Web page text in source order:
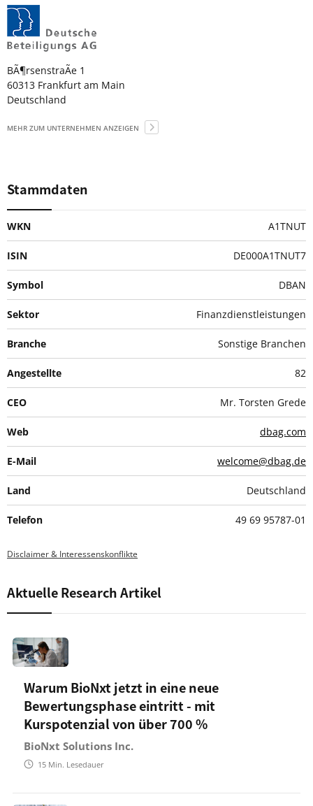
BÃ¶rsenstraÃe 1
60313 Frankfurt am Main
Deutschland
MEHR ZUM UNTERNEHMEN ANZEIGEN
Stammdaten
WKN A1TNUT
ISIN DE000A1TNUT7
Symbol DBAN
Sektor Finanzdienstleistungen
Branche Sonstige Branchen
Angestellte 82
CEO Mr. Torsten Grede
Web dbag.com
E-Mail welcome@dbag.de
Land Deutschland
Telefon 49 69 95787-01
Disclaimer & Interessenskonflikte
Aktuelle Research Artikel
Warum BioNxt jetzt in eine neue
Bewertungsphase eintritt - mit
Kurspotenzial von über 700 %
BioNxt Solutions Inc.
15 Min. Lesedauer